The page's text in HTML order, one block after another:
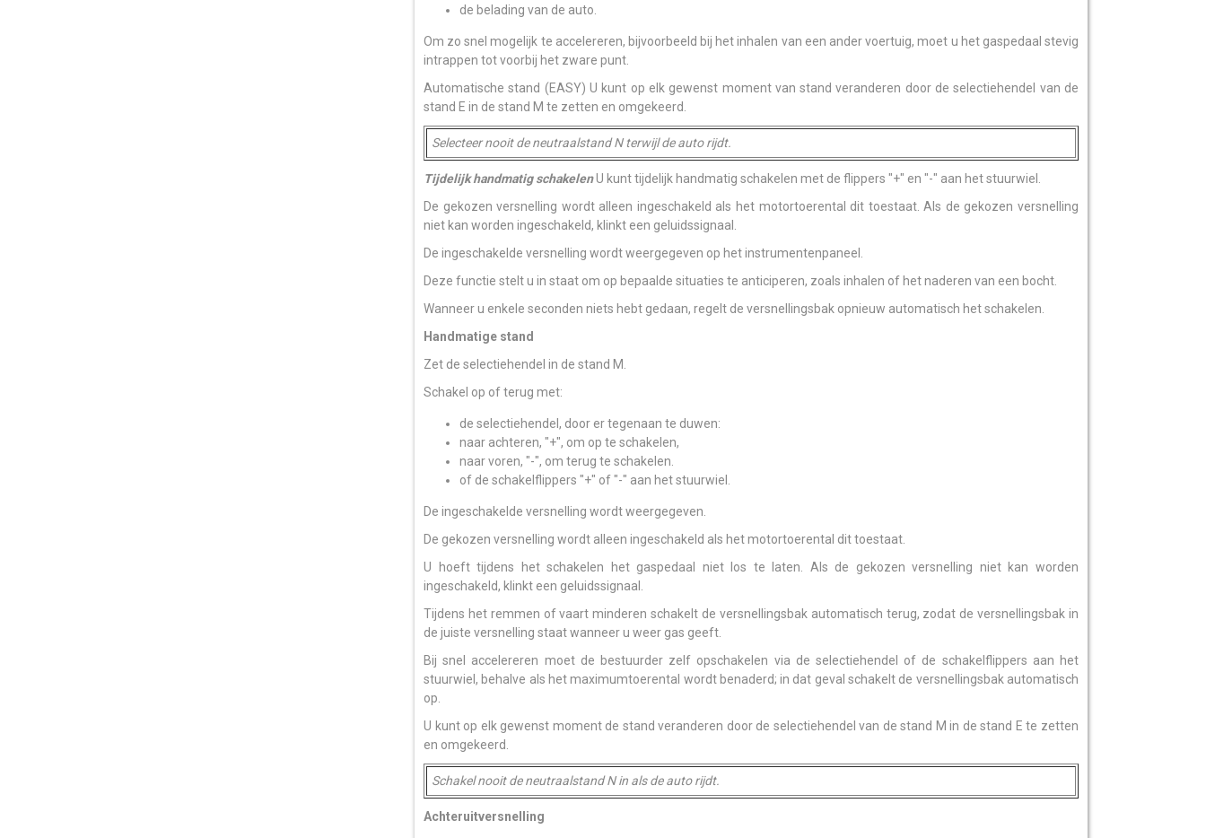
de belading van de auto.
Om zo snel mogelijk te accelereren, bijvoorbeeld bij het inhalen van een ander voertuig, moet u het gaspedaal stevig
intrappen tot voorbij het zware punt.
Automatische stand (EASY) U kunt op elk gewenst moment van stand veranderen door de selectiehendel van de
stand E in de stand M te zetten en omgekeerd.
Selecteer nooit de neutraalstand N terwijl de auto rijdt.
Tijdelijk handmatig schakelenU kunt tijdelijk handmatig schakelen met de flippers "+" en "-" aan het stuurwiel.
De gekozen versnelling wordt alleen ingeschakeld als het motortoerental dit toestaat. Als de gekozen versnelling
niet kan worden ingeschakeld, klinkt een geluidssignaal.
De ingeschakelde versnelling wordt weergegeven op het instrumentenpaneel.
Deze functie stelt u in staat om op bepaalde situaties te anticiperen, zoals inhalen of het naderen van een bocht.
Wanneer u enkele seconden niets hebt gedaan, regelt de versnellingsbak opnieuw automatisch het schakelen.
Handmatige stand
Zet de selectiehendel in de stand M.
Schakel op of terug met:
de selectiehendel, door er tegenaan te duwen:
naar achteren, "+", om op te schakelen,
naar voren, "-", om terug te schakelen.
of de schakelflippers "+" of "-" aan het stuurwiel.
De ingeschakelde versnelling wordt weergegeven.
De gekozen versnelling wordt alleen ingeschakeld als het motortoerental dit toestaat.
U hoeft tijdens het schakelen het gaspedaal niet los te laten. Als de gekozen versnelling niet kan worden
ingeschakeld, klinkt een geluidssignaal.
Tijdens het remmen of vaart minderen schakelt de versnellingsbak automatisch terug, zodat de versnellingsbak in
de juiste versnelling staat wanneer u weer gas geeft.
Bij snel accelereren moet de bestuurder zelf opschakelen via de selectiehendel of de schakelflippers aan het
stuurwiel, behalve als het maximumtoerental wordt benaderd; in dat geval schakelt de versnellingsbak automatisch
op.
U kunt op elk gewenst moment de stand veranderen door de selectiehendel van de stand M in de stand E te zetten
en omgekeerd.
Schakel nooit de neutraalstand N in als de auto rijdt.
Achteruitversnelling